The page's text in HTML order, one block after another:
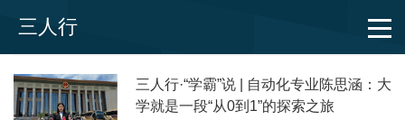
三人行
三人行·“学霸”说 | 自动化专业陈思涵：大
学就是一段“从0到1”的探索之旅